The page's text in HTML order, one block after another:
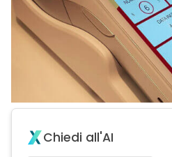
Chiedi all'AI